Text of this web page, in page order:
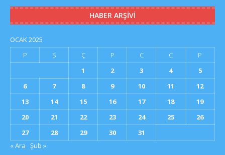
HABER ARŞIVI
OCAK 2025
P
S Ç P C C
P
1
2 3 4
5
6
7 8 9 10 11
12
13
14 15 16 17 18
19
20
21 22 23 24 25
26
27
28 29 30
31
« Ara Şub »